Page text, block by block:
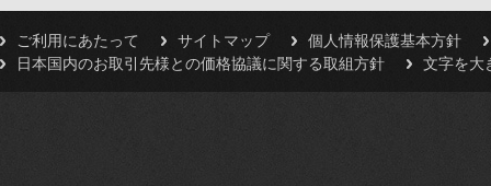
ご利用にあたって サイトマップ
個人情報保護基本方針
日本国内のお取引先様との価格協議に関する取組方針
文字を大